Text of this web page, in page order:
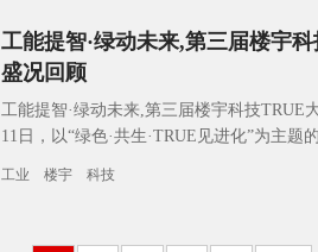
工能提智·绿动未来,第三届楼宇
盛况回顾
工能提智·绿动未来,第三届楼宇科技TRUE
11日，以“绿色·共生·TRUE见进化”为主
工业 楼宇 科技